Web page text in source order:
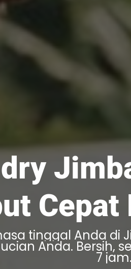
Cepat
asa tinggal Anda di J
ucian Anda. Bersih, se
7 jam.